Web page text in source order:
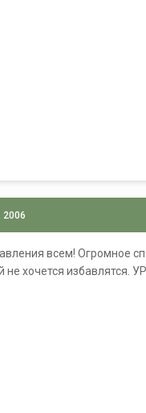
2006
всем! Огромное
не хочется избавлятся.